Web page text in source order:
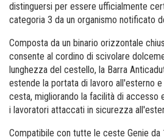
distinguersi per essere ufficialmente
categoria 3 da un organismo notificato
Composta da un binario orizzontale
consente al cordino di scivolare
lunghezza del cestello, la Barra
estende la portata di lavoro all'esterno
cesta, migliorando la facilità di accesso
i lavoratori attaccati in sicurezza
Compatibile con tutte le ceste Genie da